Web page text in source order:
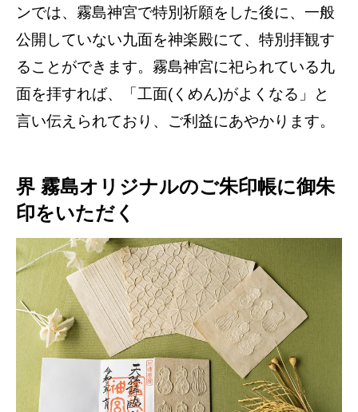
ンでは、霧島神宮で特別祈願をした後に、一般
公開していない九面を神楽殿にて、特別拝観す
ることができます。霧島神宮に祀られている九
面を拝すれば、「工面(くめん)がよくなる」と
言い伝えられており、ご利益にあやかります。
界 霧島オリジナルのご朱印帳に御朱
印をいただく